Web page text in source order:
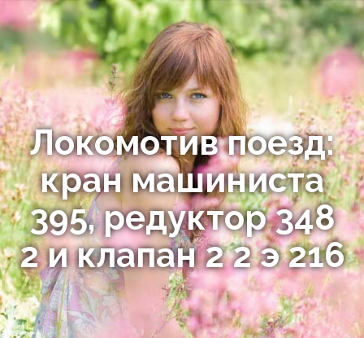
Локомотив поезд:
кран машиниста
395, редуктор 348
2 и клапан 2 2 э 216